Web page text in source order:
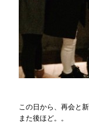
この日から、再会と
また後ほど。。